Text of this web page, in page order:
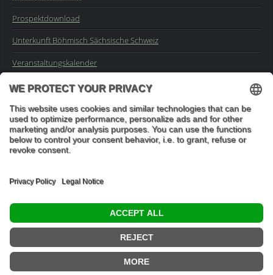
Prospektdownload
Unterkunft Böhmisch Sächsische Schweiz
Veranstaltungskalender
Impressum
Buchungsanfrage
"In den Wäldern sind Dinge, über die nachzudenken man jahrelang
im Moos liegen könnte." (Franz Kafka)
Datenschutzeinstellungen